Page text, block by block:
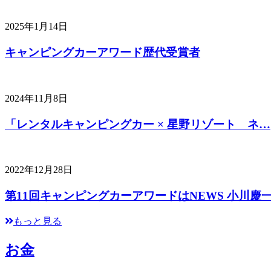
2025年1月14日
キャンピングカーアワード歴代受賞者
2024年11月8日
「レンタルキャンピングカー × 星野リゾート ネ…
2022年12月28日
第11回キャンピングカーアワードはNEWS 小川慶
もっと見る
お金